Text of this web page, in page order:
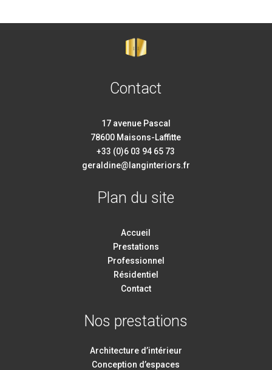
Contact
17 avenue Pascal
78600 Maisons-Laffitte
+33 (0)6 03 94 65 73
geraldine@langinteriors.fr
Plan du site
Accueil
Prestations
Professionnel
Résidentiel
Contact
Nos prestations
Architecture d’intérieur
Conception d’espaces